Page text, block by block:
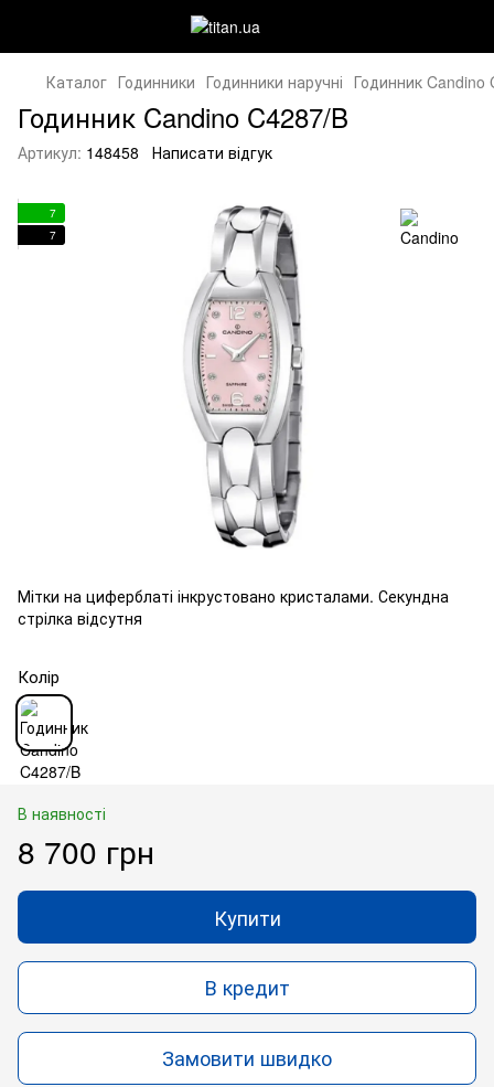
Каталог Годинники Годинники наручні Годинник Candino
Годинник Candino C4287/B
Артикул: 148458 Написати відгук
7
7
Мітки на циферблаті інкрустовано кристалами. Секундна
стрілка відсутня
Колір
В наявності
8 700 грн
Купити
В кредит
Замовити швидко